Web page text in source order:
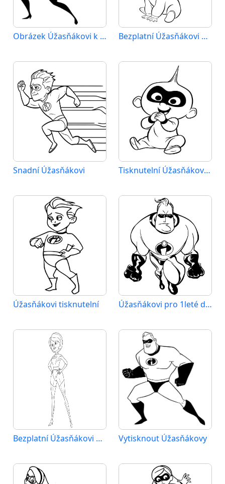
Obrázek Úžasňákovi k vytištění Bezplatní Úžasňákovi pro děti
Snadní Úžasňákovi Tisknutelní Úžasňákovi pro děti
Úžasňákovi tisknutelní Úžasňákovi pro 1leté děti
Bezplatní Úžasňákovi k vytisknutí Vytisknout Úžasňákovy